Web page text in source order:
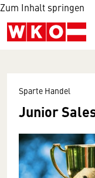
Zum Inhalt springen
Sparte Handel
Junior